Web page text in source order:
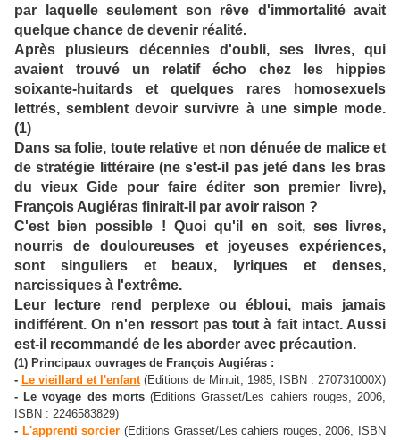
par laquelle seulement son rêve d'immortalité avait
quelque chance de devenir réalité.
Après plusieurs décennies d'oubli, ses livres, qui
avaient trouvé un relatif écho chez les hippies
soixante-huitards et quelques rares homosexuels
lettrés, semblent devoir survivre à une simple mode.
(1)
Dans sa folie, toute relative et non dénuée de malice et
de stratégie littéraire (ne s'est-il pas jeté dans les bras
du vieux Gide pour faire éditer son premier livre),
François Augiéras finirait-il par avoir raison ?
C'est bien possible ! Quoi qu'il en soit, ses livres,
nourris de douloureuses et joyeuses expériences,
sont singuliers et beaux, lyriques et denses,
narcissiques à l'extrême.
Leur lecture rend perplexe ou ébloui, mais jamais
indifférent. On n'en ressort pas tout à fait intact. Aussi
est-il recommandé de les aborder avec précaution.
(1) Principaux ouvrages de François Augiéras :
- Le vieillard et l'enfant(Editions de Minuit, 1985, ISBN : 270731000X)
- Le voyage des morts(Editions Grasset/Les cahiers rouges, 2006,
ISBN : 2246583829)
- L'apprenti sorcier (Editions Grasset/Les cahiers rouges, 2006, ISBN